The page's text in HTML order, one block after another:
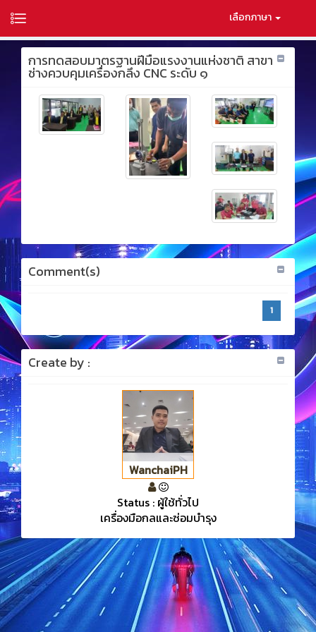
เลือกภาษา
การทดสอบมาตรฐานฝีมือแรงงานแห่งชาติ สาขา
ช่างควบคุมเครื่องกลึง CNC ระดับ ๑
Comment(s)
1
Create by :
WanchaiPH
Status : ผู้ใช้ทั่วไป
เครื่องมือกลและซ่อมบำรุง